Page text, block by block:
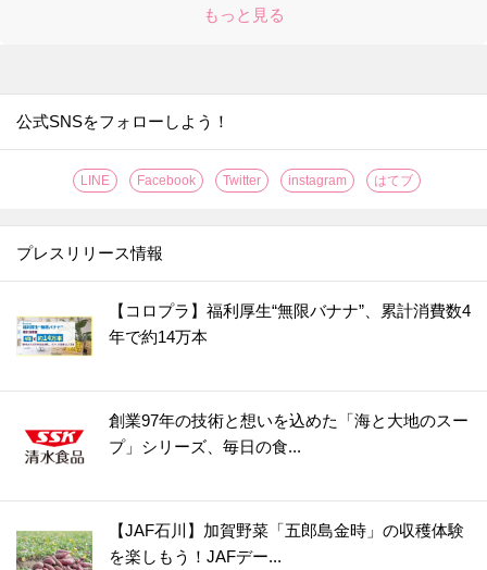
もっと見る
公式SNSをフォローしよう！
LINE Facebook Twitter instagram はてブ
プレスリリース情報
【コロプラ】福利厚生“無限バナナ”、累計消費数4
年で約14万本
創業97年の技術と想いを込めた「海と大地のスー
プ」シリーズ、毎日の食...
【JAF石川】加賀野菜「五郎島金時」の収穫体験
を楽しもう！JAFデー...